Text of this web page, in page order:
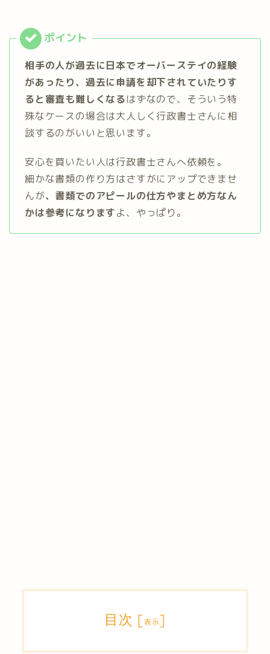
相手の人が過去に日本でオーバーステイの経験
があったり、過去に申請を却下されていたりす
ると審査も難しくなるはずなので、そういう特
殊なケースの場合は大人しく行政書士さんに相
談するのがいいと思います。
安心を買いたい人は行政書士さんへ依頼を。
細かな書類の作り方はさすがにアップできませ
んが、書類でのアピールの仕方やまとめ方なん
かは参考になりますよ、やっぱり。
目次 [表示]